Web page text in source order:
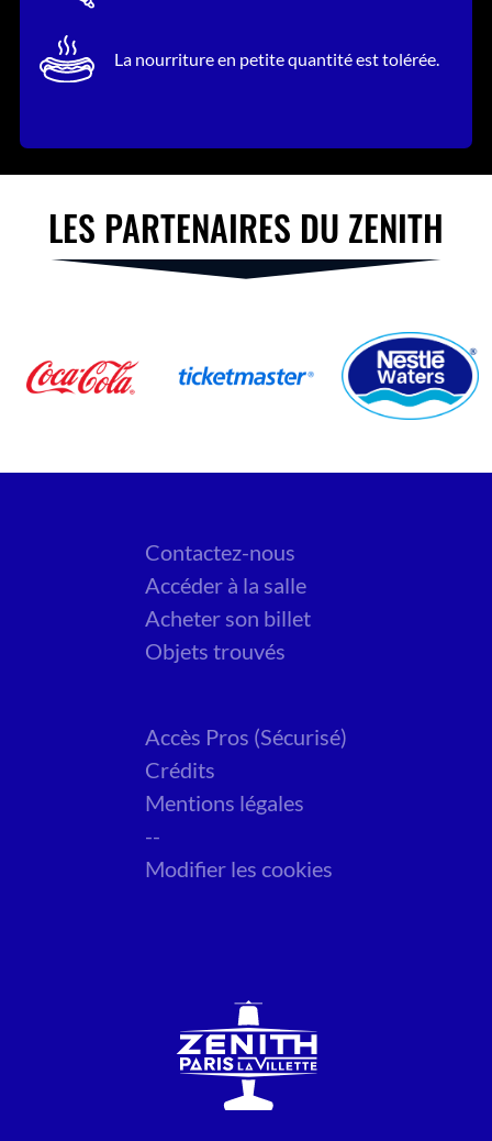
La nourriture en petite quantité est tolérée.
LES PARTENAIRES DU ZENITH
Contactez-nous
Accéder à la salle
Acheter son billet
Objets trouvés
Accès Pros (Sécurisé)
Crédits
Mentions légales
--
Modifier les cookies